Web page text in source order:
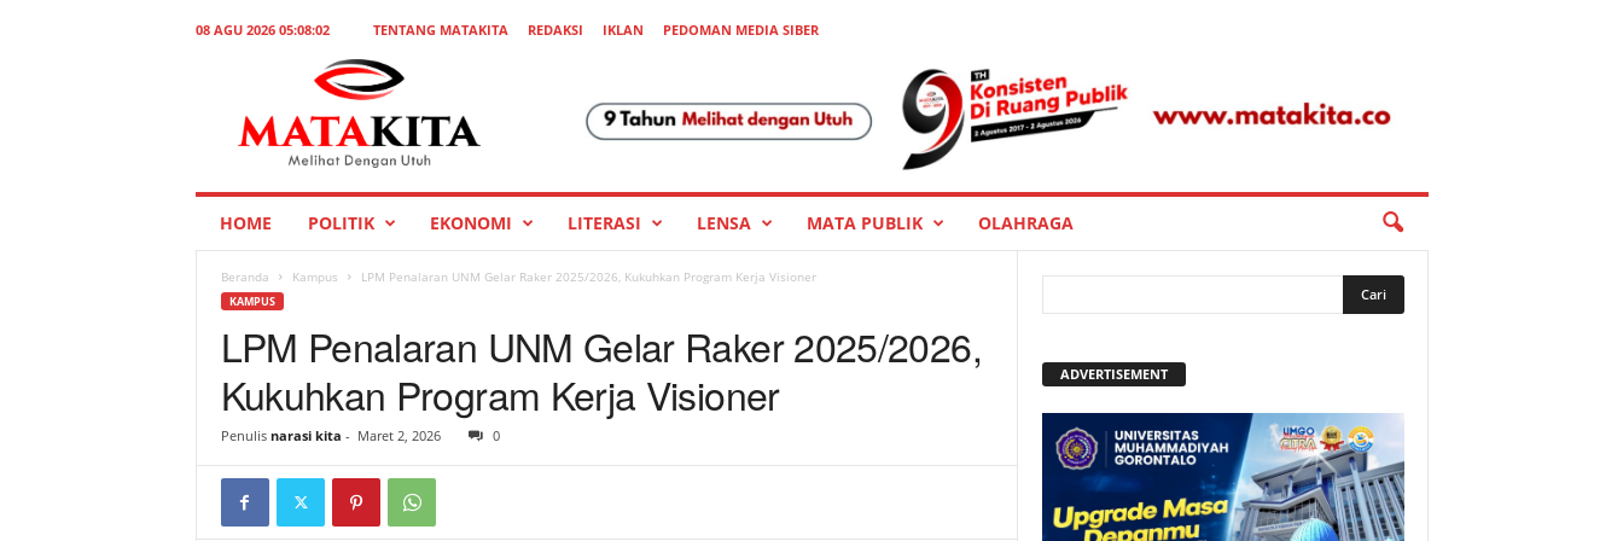
08 AGU 2026 05:08:02 TENTANG MATAKITA REDAKSI IKLAN
PEDOMAN MEDIA SIBER
HOME POLITIK EKONOMI LITERASI LENSA MATA PUBLIK OLAHRAGA
Beranda Kampus LPM Penalaran UNM Gelar Raker 2025/2026, Kukuhkan Program Kerja Visioner
KAMPUS
LPM Penalaran UNM Gelar Raker 2025/2026,
Kukuhkan Program Kerja Visioner
Penulis narasi kita - Maret 2, 2026 0
ADVERTISEMENT